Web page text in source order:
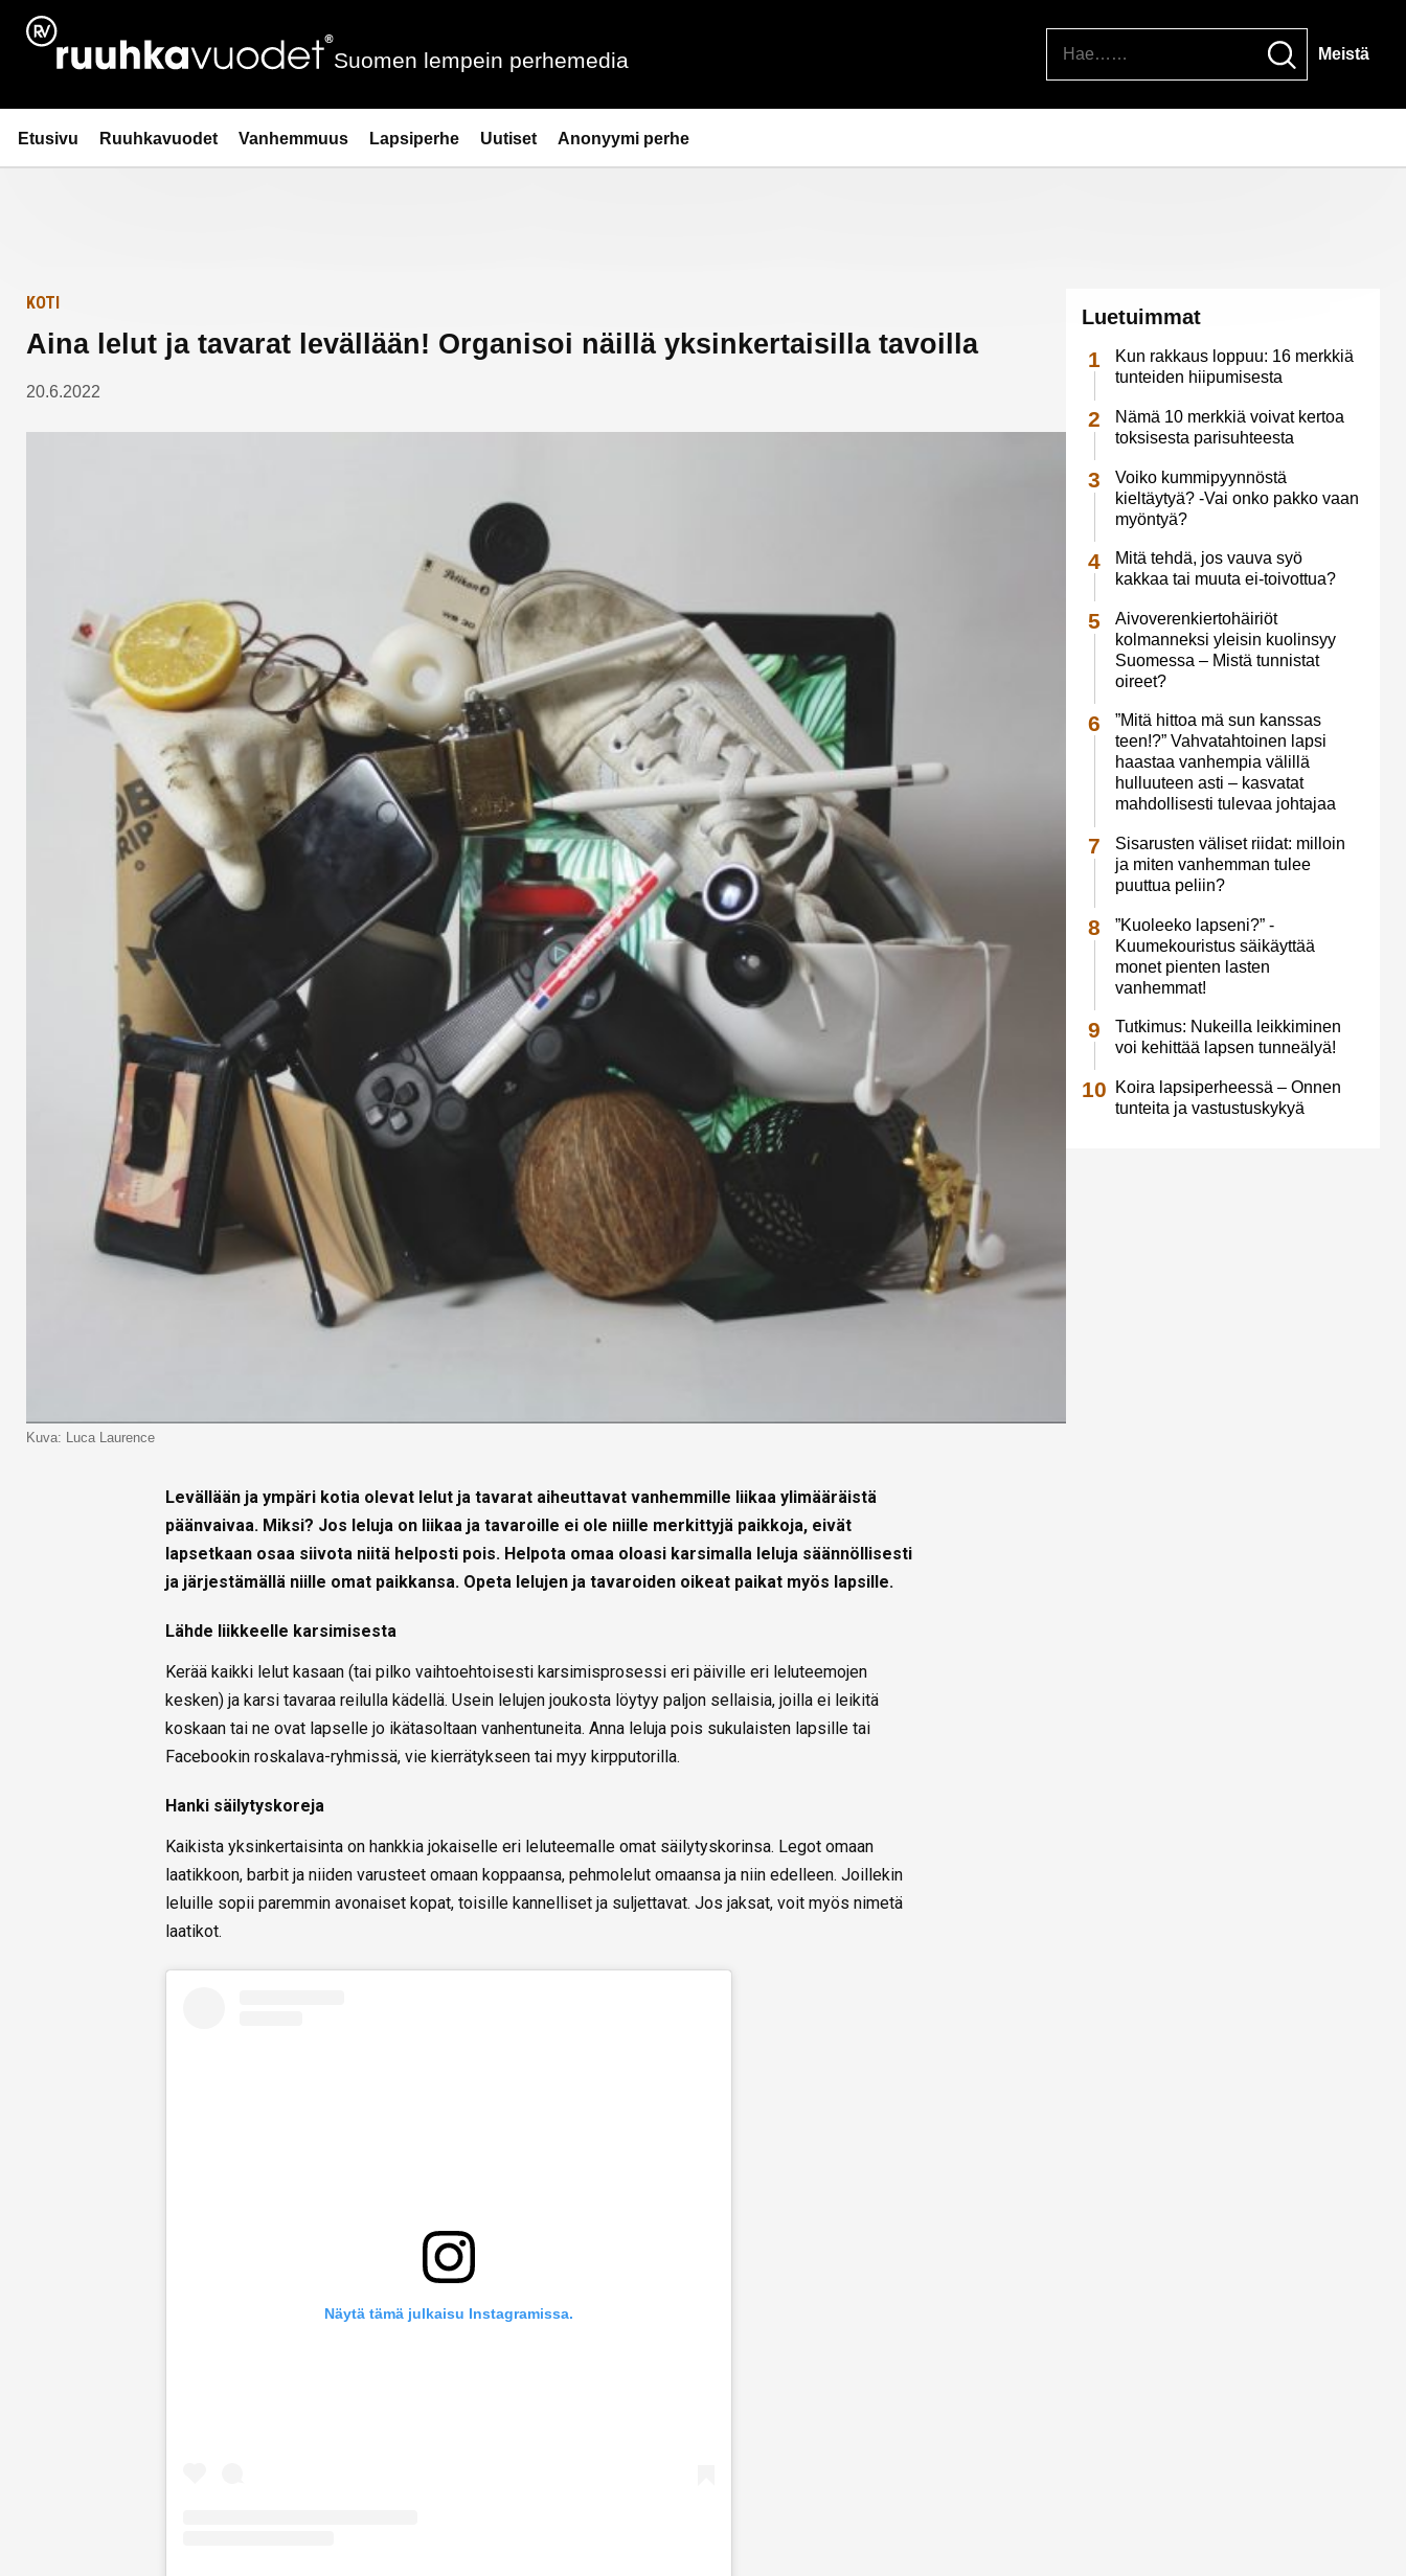
Siirry
sisältöön
Ruuhkavuodet.fi
Suomen lempein perhemedia Meistä
Etusivu Ruuhkavuodet Vanhemmuus Lapsiperhe Uutiset Anonyymi perhe
Etusivulle
KOTI
Aina lelut ja tavarat levällään! Organisoi näillä yksinkertaisilla tavoilla
20.6.2022
Kuva: Luca Laurence
Levällään ja ympäri kotia olevat lelut ja tavarat aiheuttavat vanhemmille liikaa ylimääräistä
päänvaivaa. Miksi? Jos leluja on liikaa ja tavaroille ei ole niille merkittyjä paikkoja, eivät
lapsetkaan osaa siivota niitä helposti pois. Helpota omaa oloasi karsimalla leluja säännöllisesti
ja järjestämällä niille omat paikkansa. Opeta lelujen ja tavaroiden oikeat paikat myös lapsille.
Lähde liikkeelle karsimisesta
Kerää kaikki lelut kasaan (tai pilko vaihtoehtoisesti karsimisprosessi eri päiville eri leluteemojen
kesken) ja karsi tavaraa reilulla kädellä. Usein lelujen joukosta löytyy paljon sellaisia, joilla ei leikitä
koskaan tai ne ovat lapselle jo ikätasoltaan vanhentuneita. Anna leluja pois sukulaisten lapsille tai
Facebookin roskalava-ryhmissä, vie kierrätykseen tai myy kirpputorilla.
Hanki säilytyskoreja
Kaikista yksinkertaisinta on hankkia jokaiselle eri leluteemalle omat säilytyskorinsa. Legot omaan
laatikkoon, barbit ja niiden varusteet omaan koppaansa, pehmolelut omaansa ja niin edelleen. Joillekin
leluille sopii paremmin avonaiset kopat, toisille kannelliset ja suljettavat. Jos jaksat, voit myös nimetä
laatikot.
Näytä tämä julkaisu Instagramissa.
Luetuimmat
Kun rakkaus loppuu: 16 merkkiä
tunteiden hiipumisesta
Nämä 10 merkkiä voivat kertoa
toksisesta parisuhteesta
Voiko kummipyynnöstä
kieltäytyä? -Vai onko pakko vaan
myöntyä?
Mitä tehdä, jos vauva syö
kakkaa tai muuta ei-toivottua?
Aivoverenkiertohäiriöt
kolmanneksi yleisin kuolinsyy
Suomessa – Mistä tunnistat
oireet?
”Mitä hittoa mä sun kanssas
teen!?” Vahvatahtoinen lapsi
haastaa vanhempia välillä
hulluuteen asti – kasvatat
mahdollisesti tulevaa johtajaa
Sisarusten väliset riidat: milloin
ja miten vanhemman tulee
puuttua peliin?
”Kuoleeko lapseni?” -
Kuumekouristus säikäyttää
monet pienten lasten
vanhemmat!
Tutkimus: Nukeilla leikkiminen
voi kehittää lapsen tunneälyä!
Koira lapsiperheessä – Onnen
tunteita ja vastustuskykyä